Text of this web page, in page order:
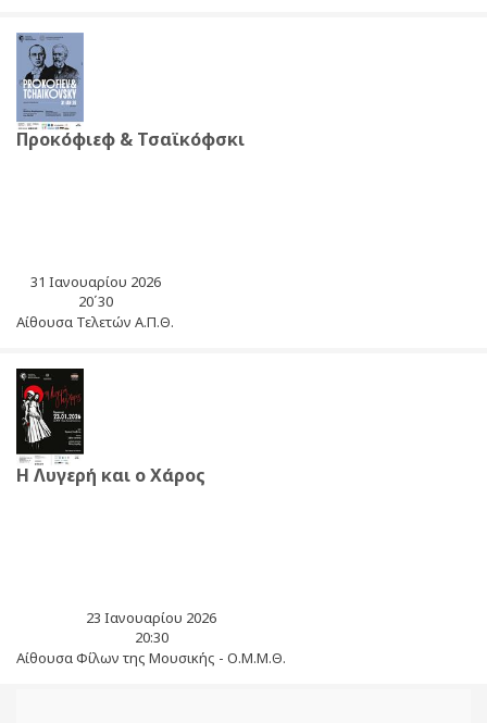
Προκόφιεφ & Τσαϊκόφσκι
31 Ιανουαρίου 2026
20΄30
Αίθουσα Τελετών Α.Π.Θ.
Η Λυγερή και ο Χάρος
23 Ιανουαρίου 2026
20:30
Αίθουσα Φίλων της Μουσικής - Ο.Μ.Μ.Θ.